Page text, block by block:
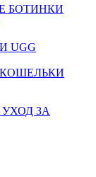
БОТИНКИ
UGG
КОШЕЛЬКИ
УХОД ЗА